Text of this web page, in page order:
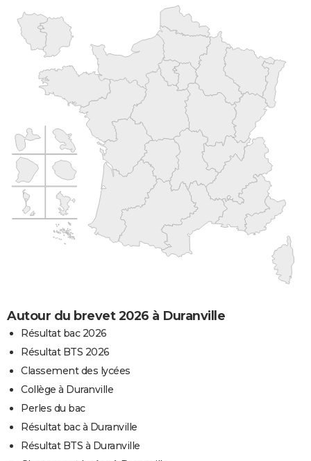
Autour du brevet 2026 à Duranville
Résultat bac 2026
Résultat BTS 2026
Classement des lycées
Collège à Duranville
Perles du bac
Résultat bac à Duranville
Résultat BTS à Duranville